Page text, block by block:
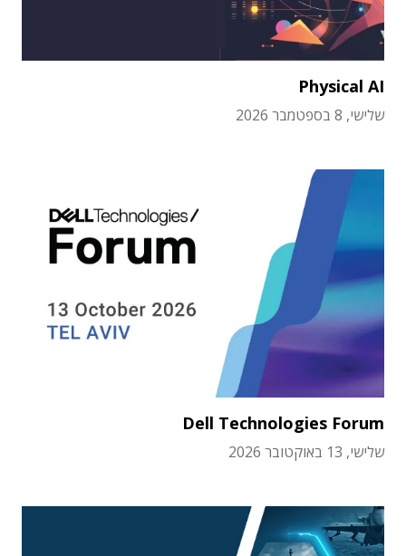
Physical AI
שלישי, 8 בספטמבר 2026
Dell Technologies Forum
שלישי, 13 באוקטובר 2026